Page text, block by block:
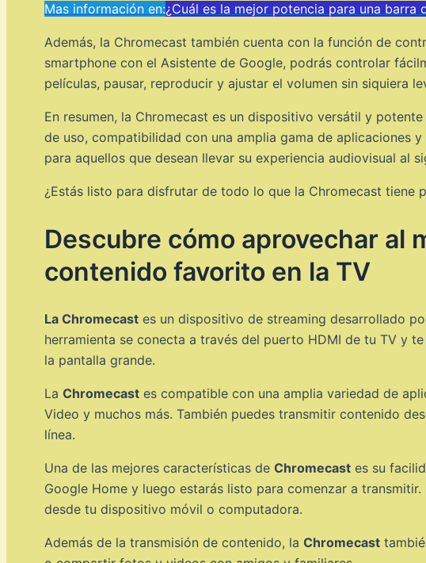
Mas información en:¿Cuál es la mejor potencia para una barra
Además, la Chromecast también cuenta con la función de
smartphone con el Asistente de Google, podrás controlar
películas, pausar, reproducir y ajustar el volumen sin siquiera
En resumen, la Chromecast es un dispositivo versátil y
de uso, compatibilidad con una amplia gama de aplicaciones
para aquellos que desean llevar su experiencia audiovisual al
¿Estás listo para disfrutar de todo lo que la Chromecast tiene
Descubre cómo aprovechar al
contenido favorito en la TV
La Chromecast es un dispositivo de streaming desarrollado
herramienta se conecta a través del puerto HDMI de tu TV y
la pantalla grande.
La Chromecast es compatible con una amplia variedad de
Video y muchos más. También puedes transmitir contenido
línea.
Una de las mejores características de Chromecast es su
Google Home y luego estarás listo para comenzar a
desde tu dispositivo móvil o computadora.
Además de la transmisión de contenido, la Chromecast